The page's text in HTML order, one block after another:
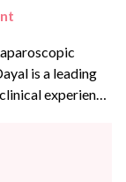
is a leading
experience
deliveries. She